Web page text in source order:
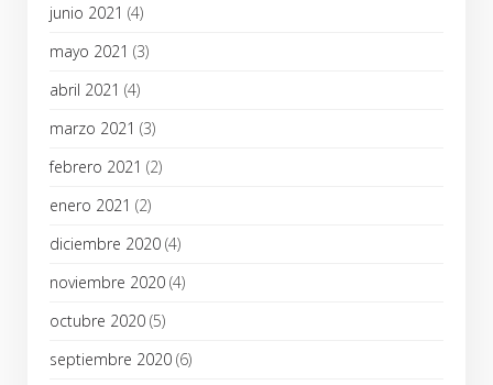
junio 2021 (4)
mayo 2021 (3)
abril 2021 (4)
marzo 2021 (3)
febrero 2021 (2)
enero 2021 (2)
diciembre 2020 (4)
noviembre 2020 (4)
octubre 2020 (5)
septiembre 2020 (6)